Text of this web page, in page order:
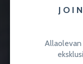
J O I